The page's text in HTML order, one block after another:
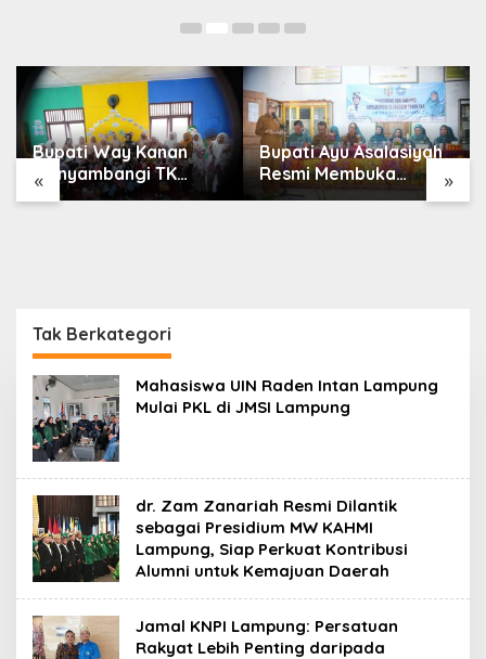
« »
Bupati Way Kanan
Menyambangi TK
Mawar Kampung
Bupati Ayu Asalasiyah
Resmi Membuka
Kegiatan Monev
Tak Berkategori
Mahasiswa UIN Raden Intan Lampung
Mulai PKL di JMSI Lampung
dr. Zam Zanariah Resmi Dilantik
sebagai Presidium MW KAHMI
Lampung, Siap Perkuat Kontribusi
Alumni untuk Kemajuan Daerah
Jamal KNPI Lampung: Persatuan
Rakyat Lebih Penting daripada